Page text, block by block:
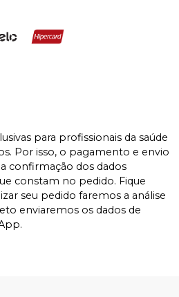
para profissionais da saúde
Por isso, o pagamento e envio
confirmação dos dados
constam no pedido. Fique
seu pedido faremos a análise
enviaremos os dados de